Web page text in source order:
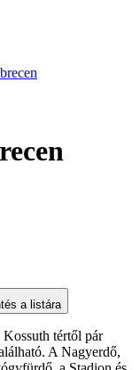
a listára
tértől pár
A Nagyerdő,